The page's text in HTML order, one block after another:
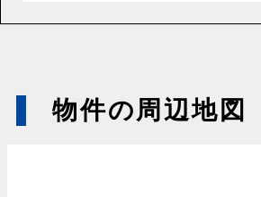
物件の周辺地図